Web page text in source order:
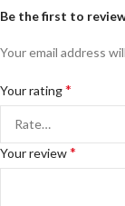
Be the first to
Your email address
Your rating*
Your review*